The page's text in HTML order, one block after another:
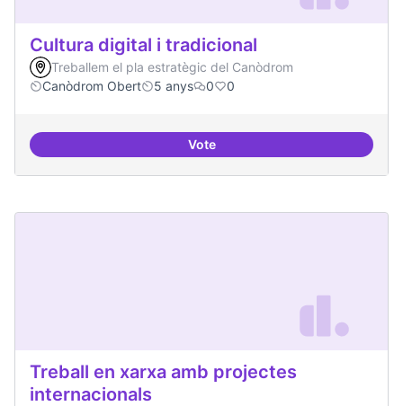
Cultura digital i tradicional
Treballem el pla estratègic del Canòdrom
Canòdrom Obert
5 anys 0 0
VoteCultura digital i tradicional
Treball en xarxa amb projectes
internacionals